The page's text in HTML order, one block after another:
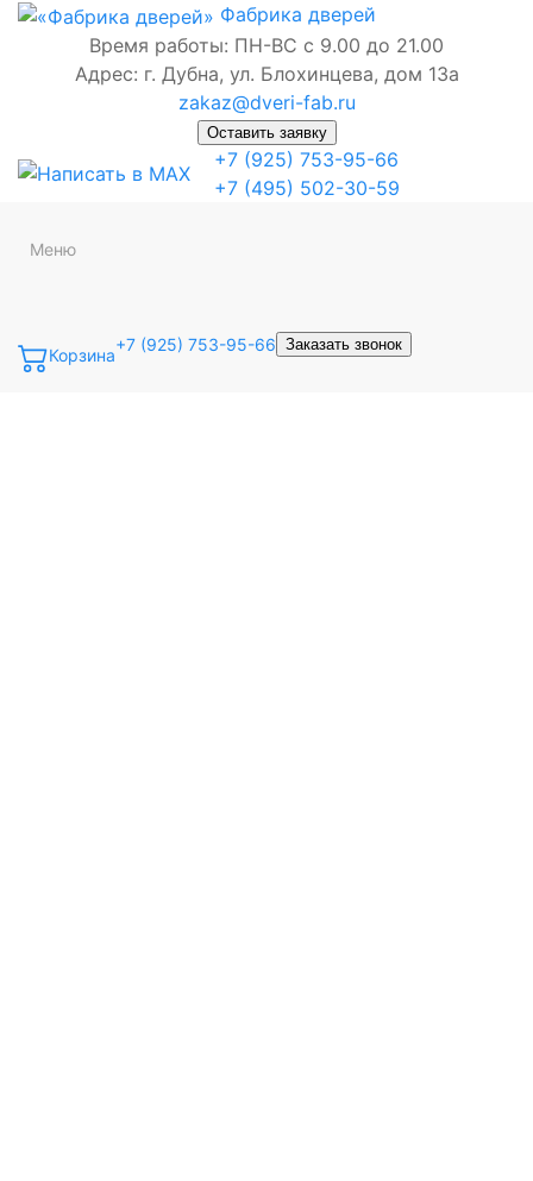
Фабрика дверей
Время работы: ПН-ВС с 9.00 до 21.00
Адрес: г. Дубна, ул. Блохинцева, дом 13а
zakaz@dveri-fab.ru
Оставить заявку
+7 (925) 753-95-66
+7 (495) 502-30-59
Меню
Корзина
+7 (925) 753-95-66 Заказать звонок